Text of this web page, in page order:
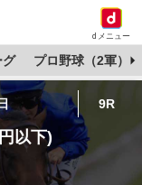
dメニュー
グ プロ野球（2軍）
9R
以下)